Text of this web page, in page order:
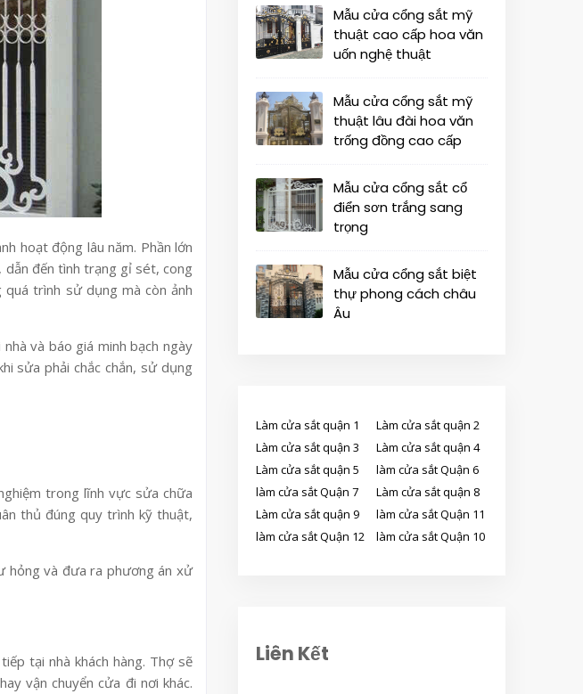
hoạt động lâu năm. Phần lớn
đến tình trạng gỉ sét, cong
quá trình sử dụng mà còn ảnh
và báo giá minh bạch ngày
sửa phải chắc chắn, sử dụng
trong lĩnh vực sửa chữa
thủ đúng quy trình kỹ thuật,
hỏng và đưa ra phương án xử
tại nhà khách hàng. Thợ sẽ
vận chuyển cửa đi nơi khác.
Mẫu cửa cổng sắt mỹ
thuật cao cấp hoa văn
uốn nghệ thuật
Mẫu cửa cổng sắt mỹ
thuật lâu đài hoa văn
trống đồng cao cấp
Mẫu cửa cổng sắt cổ
điển sơn trắng sang
trọng
Mẫu cửa cổng sắt biệt
thự phong cách châu
Âu
Làm cửa sắt quận 1
Làm cửa sắt quận 2
Làm cửa sắt quận 3
Làm cửa sắt quận 4
Làm cửa sắt quận 5
làm cửa sắt Quận 6
làm cửa sắt Quận 7
Làm cửa sắt quận 8
Làm cửa sắt quận 9
làm cửa sắt Quận 11
làm cửa sắt Quận 12
làm cửa sắt Quận 10
Liên Kết